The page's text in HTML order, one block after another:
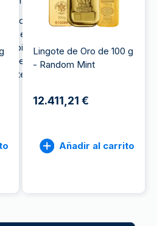
que se ajuste a tu
el metal, el peso y la
un lingote,
de una ceca
Lingote de Oro de 100 g
- Random Mint
12.411,21 €
Añadir al carrito